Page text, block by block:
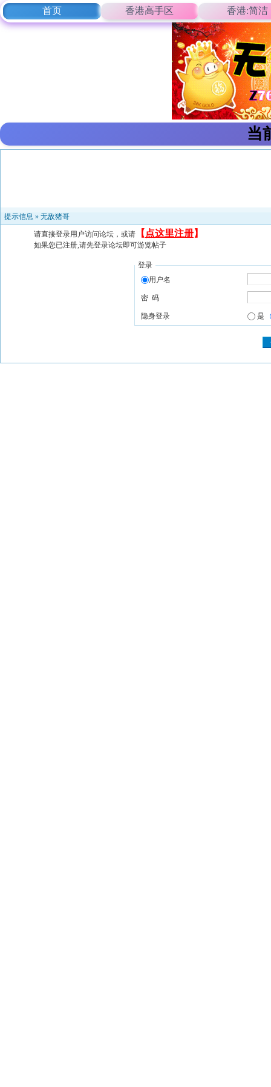
首页 香港高手区 香港:简洁
当
提示信息 » 无敌猪哥
请直接登录用户访问论坛，或请 【 点这里注册】
如果您已注册,请先登录论坛即可游览帖子
登录
用户名
密 码
隐身登录 是